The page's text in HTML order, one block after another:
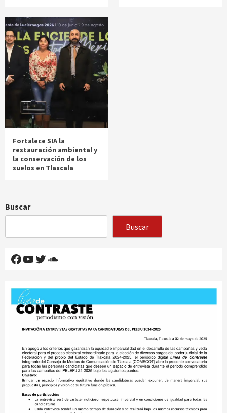
Fortalece SIA la
restauración ambiental y
la conservación de los
suelos en Tlaxcala
Buscar
Buscar
Facebook
YouTube
Twitter
SoundCloud